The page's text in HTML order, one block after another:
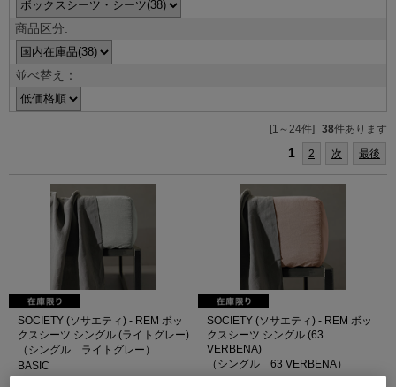
並べ替え：
[1～24件] 38件あります
1 2 次 最後
SOCIETY (ソサエティ) - REM ボッ
クスシーツ シングル (ライトグレー)
（シングル ライトグレー）
BASIC
SOCIETY (ソサエティ) - REM ボッ
クスシーツ シングル (63
VERBENA)
（シングル 63 VERBENA）
BASIC